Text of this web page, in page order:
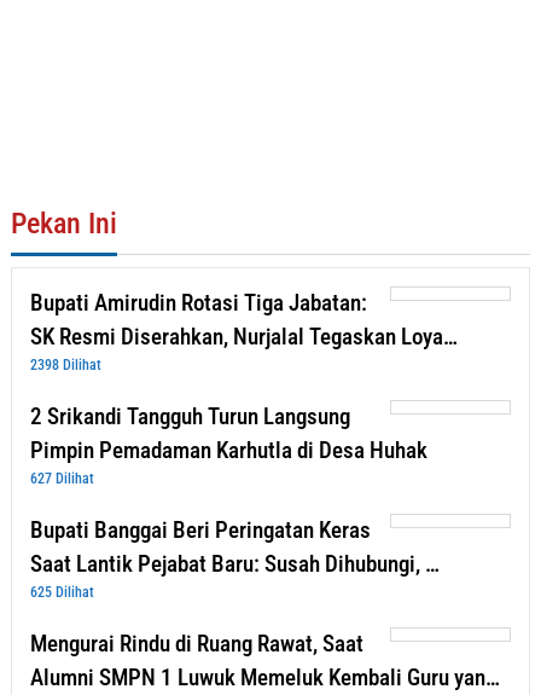
Pekan Ini
Bupati Amirudin Rotasi Tiga Jabatan:
SK Resmi Diserahkan, Nurjalal Tegaskan Loya…
2398 Dilihat
2 Srikandi Tangguh Turun Langsung
Pimpin Pemadaman Karhutla di Desa Huhak
627 Dilihat
Bupati Banggai Beri Peringatan Keras
Saat Lantik Pejabat Baru: Susah Dihubungi, …
625 Dilihat
Mengurai Rindu di Ruang Rawat, Saat
Alumni SMPN 1 Luwuk Memeluk Kembali Guru yan…